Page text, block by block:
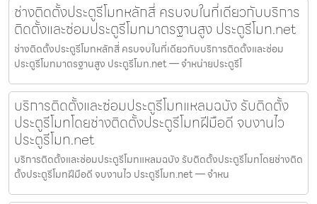
ช่างติดตั้งประตูรีโมทหลักสี่ ครบจบในที่เดียวกับบริการ
ติดตั้งและซ่อมประตูรีโมทมาตรฐานสูง ประตูรีโมท.net
ช่างติดตั้งประตูรีโมทหลักสี่ ครบจบในที่เดียวกับบริการติดตั้งและซ่อม
ประตูรีโมทมาตรฐานสูง ประตูรีโมท.net — จำหน่ายประตูรีโ
บริการติดตั้งและซ่อมประตูรีโมทแหลมฉบัง รับติดตั้ง
ประตูรีโมทโดยช่างติดตั้งประตูรีโมทฝีมือดี จบงานไว
ประตูรีโมท.net
บริการติดตั้งและซ่อมประตูรีโมทแหลมฉบัง รับติดตั้งประตูรีโมทโดยช่างติด
ตั้งประตูรีโมทฝีมือดี จบงานไว ประตูรีโมท.net — จำหน